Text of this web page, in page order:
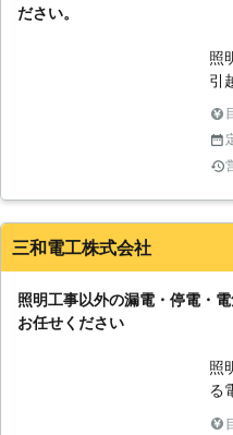
ださい。
照
引
自
い
ッ
フ
お
三和電工株式会社
照明工事以外の漏電・停電・
お任せください
照
る